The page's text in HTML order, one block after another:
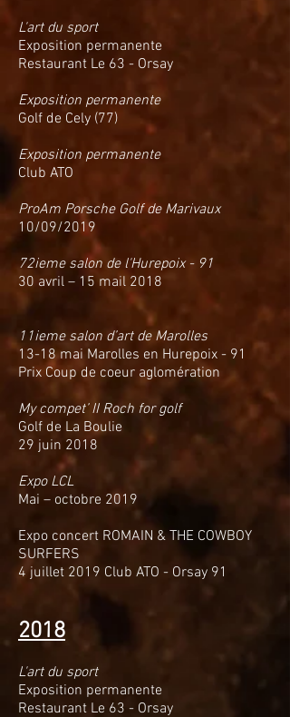
L'art du sport
Exposition permanente
Restaurant Le 63 - Orsay
Exposition permanente
Golf de Cely (77)
Exposition permanente
Club ATO
ProAm Porsche Golf de Marivaux
10/09/2019
72ieme salon de l'Hurepoix - 91
30 avril – 15 mail 2018
11ieme salon d’art de Marolles
13-18 mai Marolles en Hurepoix - 91
Prix Coup de coeur aglomération
My compet’ II Roch for golf
Golf de La Boulie
29 juin 2018
Expo LCL
Mai – octobre 2019
Expo concert ROMAIN & THE COWBOY
SURFERS
4 juillet 2019 Club ATO - Orsay 91
2018
L'art du sport
Exposition permanente
Restaurant Le 63 - Orsay